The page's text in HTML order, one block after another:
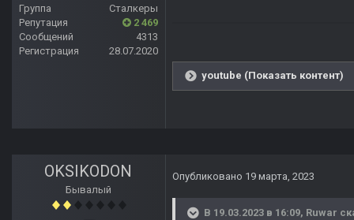
Группа
Сталкеры
Репутация
2 469
Сообщений
4313
Регистрация
28.07.2020
youtube (Показать контент)
OKSIKODON
Бывалый
Опубликовано 19 марта, 2023
В 19.03.2023 в 16:09, Ruwar